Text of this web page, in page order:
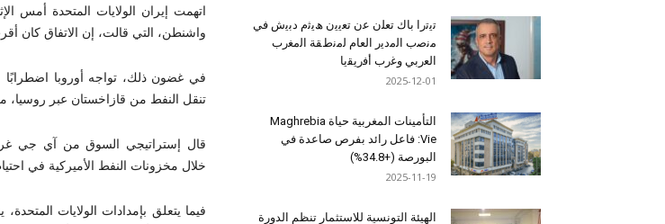
واشنطن، التي قالت، إن الاتفاق كان
في غضون ذلك، تواجه أوروبا اضطرابًا
تنقل النفط من قازاخستان عبر روسيا،
قال إستراتيجي السوق من آي جي
خلال مخزونات النفط الأميركية في
فيما يتعلق بإمدادات الولايات
ﺗﯾﺗرا ﺑﺎك ﺗﻌﻠن ﻋن ﺗﻌﯾﯾن ھﯾﺛم دﺑﯾش ﻓﻲ
ﻣﻧﺻب اﻟﻣدﯾر اﻟﻌﺎم ﻟﻣﻧطﻘﺔ اﻟﻣﻐرب
اﻟﻌرﺑﻲ وﻏرب أﻓرﯾﻘﯾﺎ
2025-12-01
التأمينات المغربية حياة Maghrebia
Vie: فاعل رائد بفرص صاعدة في
البورصة (+34.8%)
2025-11-19
الهيئة التونسية للاستثمار تنظم الدورة